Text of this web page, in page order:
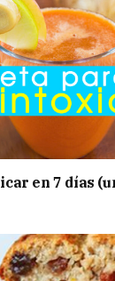
en 7 días